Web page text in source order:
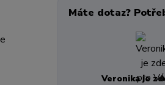
Máte dotaz?
Veronika je